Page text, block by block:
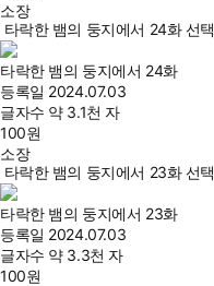
소장
타락한 뱀의 둥지에서 24화 선택
타락한 뱀의 둥지에서 24화
등록일 2024.07.03
글자수 약 3.1천 자
100원
소장
타락한 뱀의 둥지에서 23화 선택
타락한 뱀의 둥지에서 23화
등록일 2024.07.03
글자수 약 3.3천 자
100원